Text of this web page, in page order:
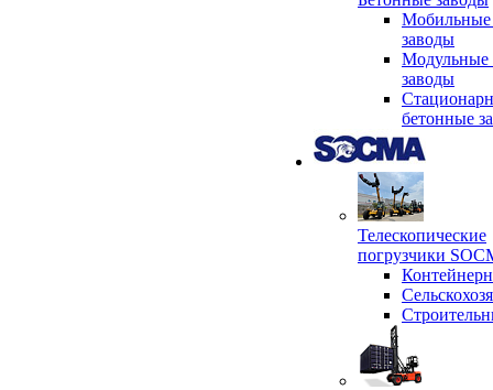
Мобильные
заводы
Модульные
заводы
бетонные
Телескопические
погрузчики